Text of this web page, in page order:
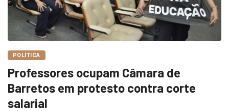
POLÍTICA
Professores ocupam Câmara de
Barretos em protesto contra corte
salarial